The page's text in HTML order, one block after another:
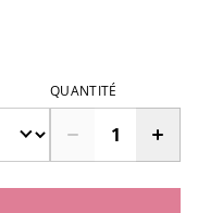
QUANTITÉ